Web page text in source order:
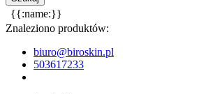
{{:name:}}
Znaleziono produktów:
biuro@biroskin.pl
503617233